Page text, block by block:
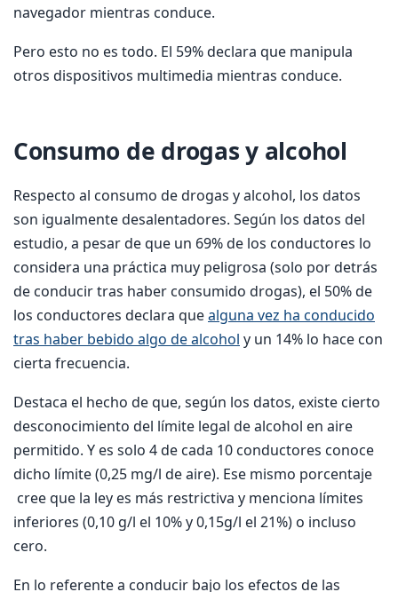
navegador mientras conduce.
Pero esto no es todo. El 59% declara que manipula
otros dispositivos multimedia mientras conduce.
Consumo de drogas y alcohol
Respecto al consumo de drogas y alcohol, los datos
son igualmente desalentadores. Según los datos del
estudio, a pesar de que un 69% de los conductores lo
considera una práctica muy peligrosa (solo por detrás
de conducir tras haber consumido drogas), el 50% de
los conductores declara quealguna vez ha conducido
tras haber bebido algo de alcohol y un 14% lo hace con
cierta frecuencia.
Destaca el hecho de que, según los datos, existe cierto
desconocimiento del límite legal de alcohol en aire
permitido. Y es solo 4 de cada 10 conductores conoce
dicho límite (0,25 mg/l de aire). Ese mismo porcentaje
cree que la ley es más restrictiva y menciona límites
inferiores (0,10 g/l el 10% y 0,15g/l el 21%) o incluso
cero.
En lo referente a conducir bajo los efectos de las